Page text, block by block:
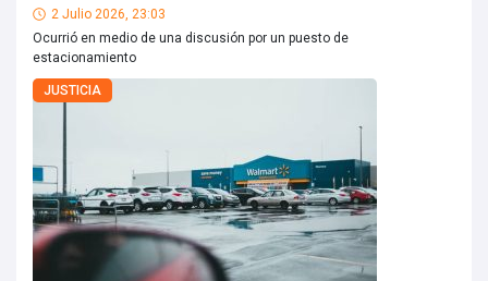
2 Julio 2026, 23:03
Ocurrió en medio de una discusión por un puesto de
estacionamiento
JUSTICIA